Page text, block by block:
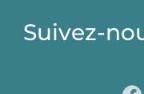
Suivez-